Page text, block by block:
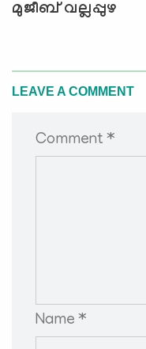
മുജീബ് വല്ലപ്പുഴ
LEAVE A COMMENT
Comment *
Name *